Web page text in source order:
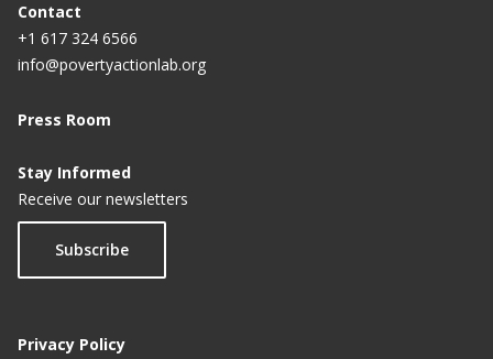
Contact
+1 617 324 6566
info@povertyactionlab.org
Press Room
Stay Informed
Receive our newsletters
Subscribe
Privacy Policy